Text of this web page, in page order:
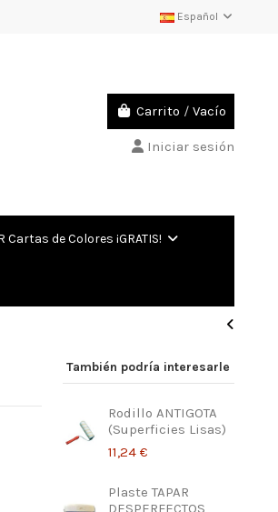
Español
Carrito / Vacío
Iniciar sesión
Cartas de Colores ¡GRATIS!
También podría interesarle
Rodillo ANTIGOTA
(Superficies Lisas)
11,24 €
Plaste TAPAR
DESPERFECTOS